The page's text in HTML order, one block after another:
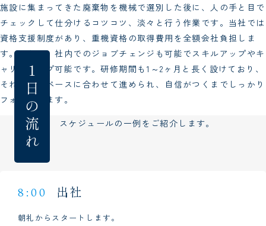
施設に集まってきた廃棄物を機械で選別した後に、人の手と目で
チェックして仕分けるコツコツ、淡々と行う作業です。当社では
資格支援制度があり、重機資格の取得費用を全額会社負担しま
す。さらに、社内でのジョブチェンジも可能でスキルアップやキ
ャリアアップ可能です。研修期間も1～2ヶ月と長く設けており、
それぞれのペースに合わせて進められ、自信がつくまでしっかり
フォローします。
スケジュールの一例をご紹介します。
8:00 出社
朝礼からスタートします。